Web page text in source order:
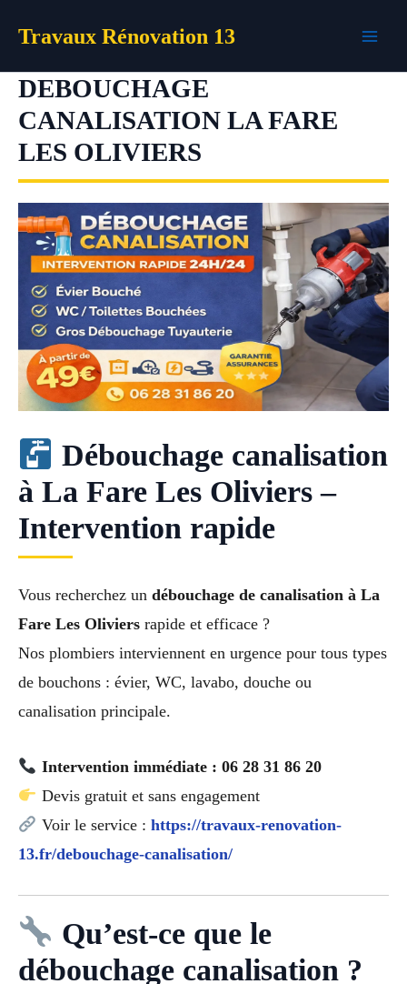
Travaux Rénovation 13
DEBOUCHAGE
CANALISATION LA FARE
LES OLIVIERS
Débouchage canalisation
à La Fare Les Oliviers –
Intervention rapide
Vous recherchez un débouchage de canalisation à La
Fare Les Oliviers rapide et efficace ?
Nos plombiers interviennent en urgence pour tous types
de bouchons : évier, WC, lavabo, douche ou
canalisation principale.
Intervention immédiate : 06 28 31 86 20
Devis gratuit et sans engagement
Voir le service : https://travaux-renovation-
13.fr/debouchage-canalisation/
Qu’est-ce que le
débouchage canalisation ?